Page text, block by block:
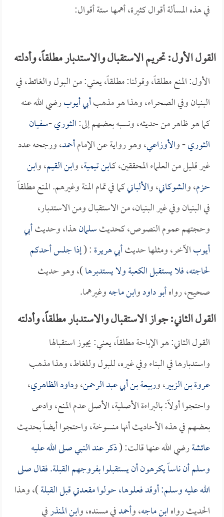
في هذه المسألة أقوال كثيرة، أهمها ستة أقوال:
القول الأول: تحريم الاستقبال والاستدبار مطلقاً، وأدلته
الأول: المنع مطلقاً، وقولنا: مطلقاً، يعني: من البول والغائط، في
البنيان وفي الصحراء، وهذا هو مذهبأبي أيوبرضي الله عنه
كما هو ظاهر من حديثه، ونسبه بعضهم إلى:الثوري-سفيان
الثوري- والأوزاعي، وهو رواية عن الإمامأحمد، ورجحه عدد
غير قليل من العلماء المحققين، كـابن تيمية، وابن القيم، وابن
حزم، والشوكاني، والألبانيكما في تمام المنة وغيرهم. المنع مطلقاً
في البنيان وفي غير البنيان، من الاستقبال ومن الاستدبار،
وحجتهم عموم النصوص، كحديثسلمانهذا، وحديثأبي
أيوبالآخر، ومثلها حديثأبي هريرة: (إذا جلس أحدكم
لحاجته، فلا يستقبل الكعبة ولا يستدبرها)، وهو حديث
صحيح، رواهأبو داودوابن ماجهوغيرهما.
القول الثاني: جواز الاستقبال والاستدبار مطلقاً، وأدلته
القول الثاني: هو الإباحة مطلقاً، يعني: يجوز استقبالها
واستدبارها في البناء وفي غيره، للبول وللغاط، وهذا مذهب
عروة بن الزبير، وربيعة بن أبي عبد الرحمن، وداود الظاهري،
واحتجوا أولاً: بالبراءة الأصلية، الأصل عدم المنع، وادعى
بعضهم في هذه الأحاديث أنها منسوخة، واحتجوا أيضاً بحديث
عائشةرضي الله عنها قالت: (ذكر عند النبي صلى الله عليه
وسلم أن ناساً يكرهون أن يستقبلوا بفروجهم القبلة. فقال صلى
الله عليه وسلم: أوقد فعلوها، حولوا مقعدتي قبل القبلة)، وهذا
الحديث رواهابن ماجه، وأحمدفي مسنده، وابن المنذرفي